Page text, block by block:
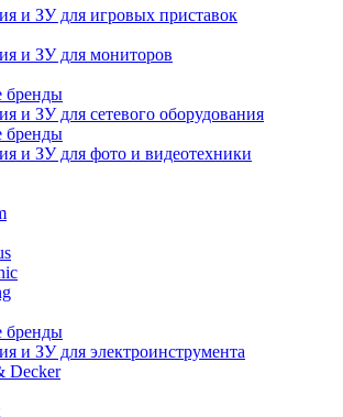
и ЗУ для игровых приставок
и ЗУ для мониторов
бренды
и ЗУ для сетевого оборудования
бренды
и ЗУ для фото и видеотехники
бренды
и ЗУ для электроинструмента
Decker